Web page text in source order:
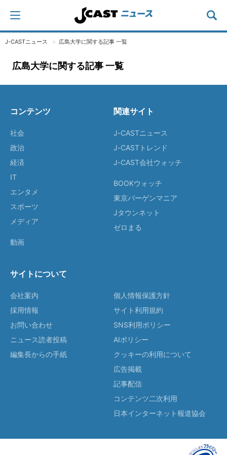
J-CASTニュース 広島大学に関する記事 一覧
広島大学に関する記事 一覧
コンテンツ
社会
政治
経済
IT
エンタメ
スポーツ
メディア
動画
関連サイト
J-CASTニュース
J-CASTトレンド
J-CAST会社ウォッチ
BOOKウォッチ
東京バーゲンマニア
Jタウンネット
ゼロまる
サイトについて
会社案内
採用情報
お問い合わせ
ニュース読者投稿
編集長からの手紙
個人情報保護方針
サイト利用規約
SNS利用ポリシー
AIポリシー
クッキーの利用について
広告掲載
記事配信
コンテンツ二次利用
日本インターネット報道協会